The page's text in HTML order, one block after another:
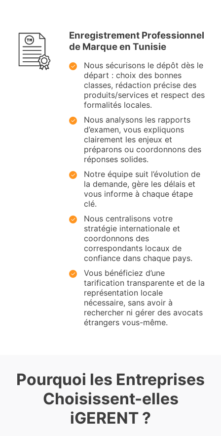
Enregistrement Professionnel
de Marque en Tunisie
Nous sécurisons le dépôt dès le
départ : choix des bonnes
classes, rédaction précise des
produits/services et respect des
formalités locales.
Nous analysons les rapports
d’examen, vous expliquons
clairement les enjeux et
préparons ou coordonnons des
réponses solides.
Notre équipe suit l’évolution de
la demande, gère les délais et
vous informe à chaque étape
clé.
Nous centralisons votre
stratégie internationale et
coordonnons des
correspondants locaux de
confiance dans chaque pays.
Vous bénéficiez d’une
tarification transparente et de la
représentation locale
nécessaire, sans avoir à
rechercher ni gérer des avocats
étrangers vous-même.
Pourquoi les Entreprises
Choisissent-elles
iGERENT ?